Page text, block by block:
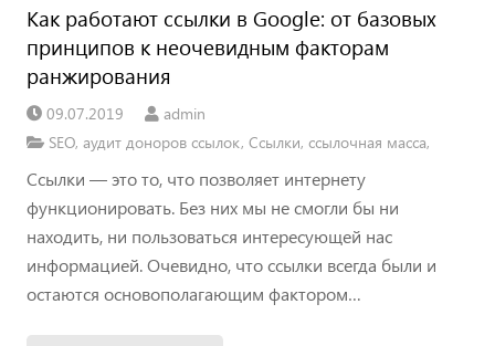
Как работают ссылки в Google: от базовых
принципов к неочевидным факторам
ранжирования
09.07.2019
admin
SEO, аудит доноров ссылок, Ссылки, ссылочная масса,
Ссылки — это то, что позволяет интернету
функционировать. Без них мы не смогли бы ни
находить, ни пользоваться интересующей нас
информацией. Очевидно, что ссылки всегда были и
остаются основополагающим фактором…